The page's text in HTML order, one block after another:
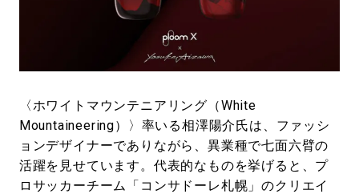
#SNEAKER #OUTDOOR
#HANDSOME HANDBOOK
〈ホワイトマウンテニアリング（White
Mountaineering）〉率いる相澤陽介氏は、ファッシ
ョンデザイナーでありながら、異業種で七面六臂の
活躍を見せています。代表的なものを挙げると、プ
ロサッカーチーム「コンサドーレ札幌」のクリエイ